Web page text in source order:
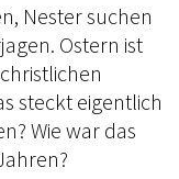
Nester suchen
Ostern ist
steckt eigentlich
Wie war das